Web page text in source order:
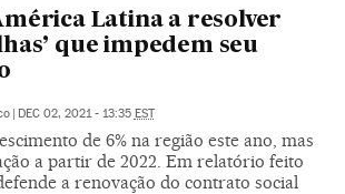
Latina a resolver
que impedem seu
| DEC 02, 2021 - 13:35 EST
de 6% na região este ano, mas
a partir de 2022. Em relatório feito
a renovação do contrato social